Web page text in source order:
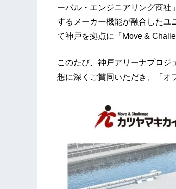
ーバル・エンジニアリング商社
するメーカー機能が融合したユ
て神戸を拠点に『Move &
このたび、神戸アリーナプロ
想に深くご賛同いただき、「オ